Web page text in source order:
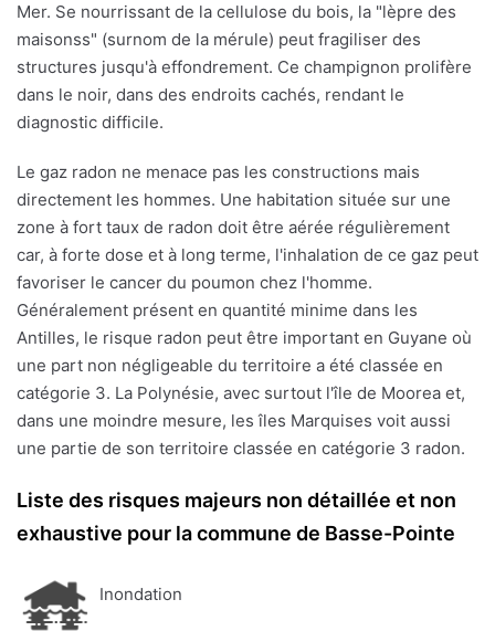
Mer. Se nourrissant de la cellulose du bois, la "lèpre des
maisonss" (surnom de la mérule) peut fragiliser des
structures jusqu'à effondrement. Ce champignon prolifère
dans le noir, dans des endroits cachés, rendant le
diagnostic difficile.
Le gaz radon ne menace pas les constructions mais
directement les hommes. Une habitation située sur une
zone à fort taux de radon doit être aérée régulièrement
car, à forte dose et à long terme, l'inhalation de ce gaz peut
favoriser le cancer du poumon chez l'homme.
Généralement présent en quantité minime dans les
Antilles, le risque radon peut être important en Guyane où
une part non négligeable du territoire a été classée en
catégorie 3. La Polynésie, avec surtout l'île de Moorea et,
dans une moindre mesure, les îles Marquises voit aussi
une partie de son territoire classée en catégorie 3 radon.
Liste des risques majeurs non détaillée et non
exhaustive pour la commune de Basse-Pointe
Inondation